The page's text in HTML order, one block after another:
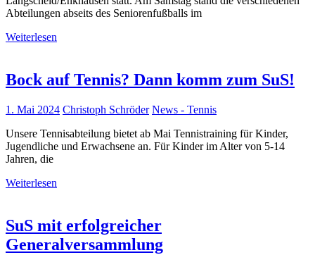
Abteilungen abseits des Seniorenfußballs im
Weiterlesen
Bock auf Tennis? Dann komm zum SuS!
1. Mai 2024 Christoph Schröder News - Tennis
Unsere Tennisabteilung bietet ab Mai Tennistraining für Kinder,
Jugendliche und Erwachsene an. Für Kinder im Alter von 5-14
Jahren, die
Weiterlesen
SuS mit erfolgreicher
Generalversammlung